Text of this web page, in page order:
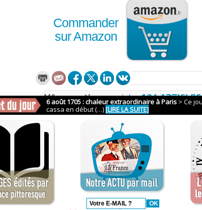
Commander
sur Amazon
Même section > voir les124 ARTICLES